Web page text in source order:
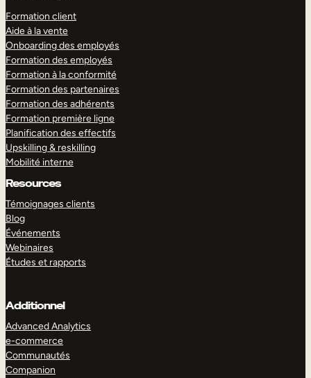
Formation client
Aide à la vente
Onboarding des employés
Formation des employés
Formation à la conformité
Formation des partenaires
Formation des adhérents
Formation première ligne
Planification des effectifs
Upskilling & reskilling
Mobilité interne
Resources
Témoignages clients
Blog
Événements
Webinaires
Études et rapports
Additionnel
Advanced Analytics
e-commerce
Communautés
Companion